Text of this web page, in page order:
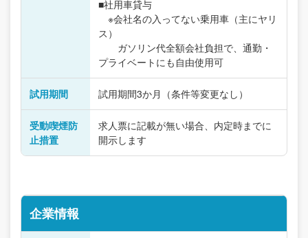
■社用車貸与
※会社名の入ってない乗用車（主にヤリ
ス）
ガソリン代全額会社負担で、通勤・
プライベートにも自由使用可
試用期間 試用期間3か月（条件等変更なし）
受動喫煙防
止措置
求人票に記載が無い場合、内定時までに
開示します
企業情報